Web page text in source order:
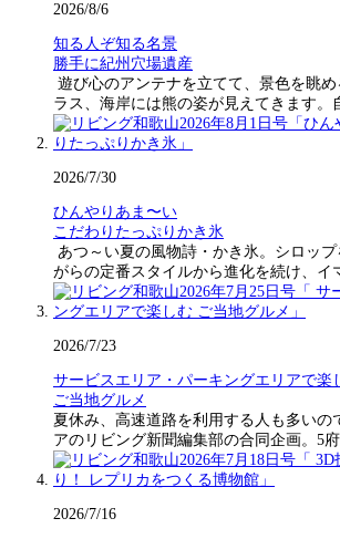
2026/8/6
知る人ぞ知る名景
勝手に紀州穴場遺産
遊び心のアンテナを立てて、景色を眺
ラス、海岸には熊の姿が見えてきます
2026/7/30
ひんやりあま〜い
こだわりたっぷりかき氷
あつ～い夏の風物詩・かき氷。シロッ
がらの定番スタイルから進化を続け、
2026/7/23
サービスエリア・パーキングエリアで楽
ご当地グルメ
夏休み、高速道路を利用する人も多いの
アのリビング新聞編集部の合同企画。5
2026/7/16